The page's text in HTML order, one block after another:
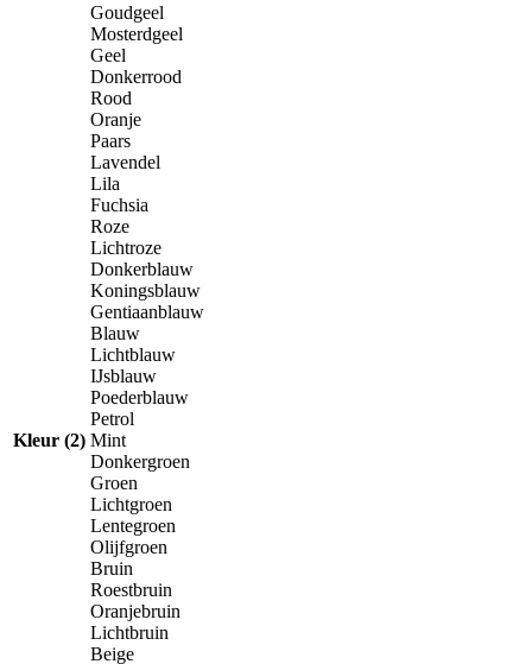
Kleur (2)
Goudgeel
Mosterdgeel
Geel
Donkerrood
Rood
Oranje
Paars
Lavendel
Lila
Fuchsia
Roze
Lichtroze
Donkerblauw
Koningsblauw
Gentiaanblauw
Blauw
Lichtblauw
IJsblauw
Poederblauw
Petrol
Mint
Donkergroen
Groen
Lichtgroen
Lentegroen
Olijfgroen
Bruin
Roestbruin
Oranjebruin
Lichtbruin
Beige